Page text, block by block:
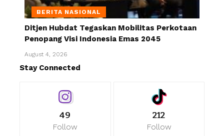
BERITA NASIONAL
Ditjen Hubdat Tegaskan Mobilitas Perkotaan
Penopang Visi Indonesia Emas 2045
August 4, 2026
Stay Connected
49
Follow
212
Follow